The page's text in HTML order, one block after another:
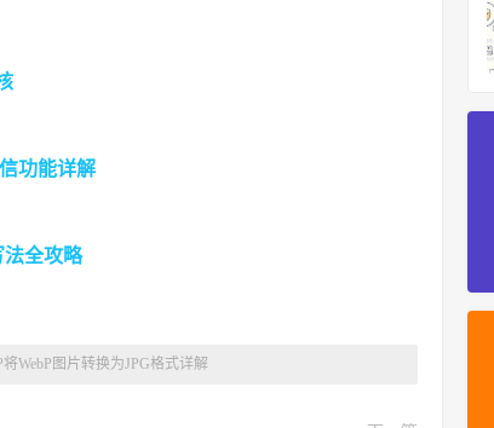
功能详解
法全攻略
WebP图片转换为JPG格式详解